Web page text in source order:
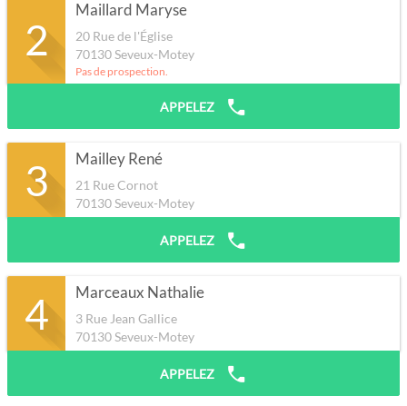
2
Maillard Maryse
20 Rue de l'Église
70130Seveux-Motey
Pas de prospection.
APPELEZ
3 Mailley René
21 Rue Cornot
70130Seveux-Motey
APPELEZ
4 Marceaux Nathalie
3 Rue Jean Gallice
70130Seveux-Motey
APPELEZ